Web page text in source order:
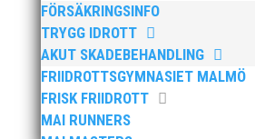
FÖRSÄKRINGSINFO
TRYGG IDROTT
AKUT SKADEBEHANDLING
FRIIDROTTSGYMNASIET MALMÖ
FRISK FRIIDROTT
MAI RUNNERS
MAI:s Årsmöte...